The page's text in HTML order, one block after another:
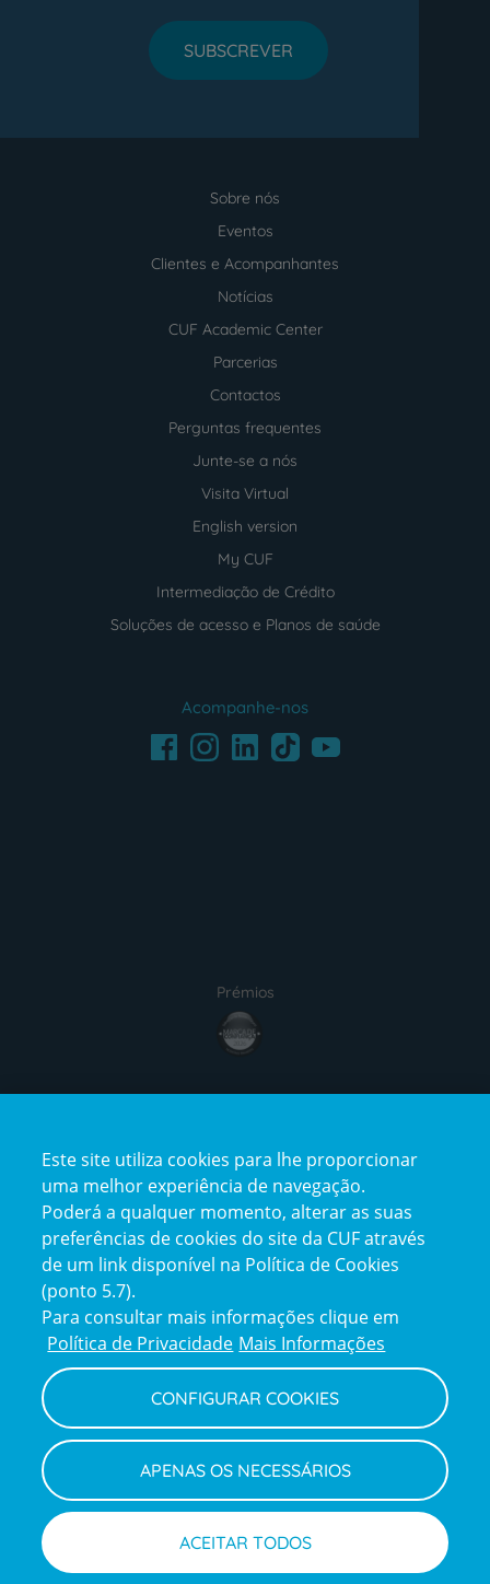
SUBSCREVER
Sobre nós
Eventos
Clientes e Acompanhantes
Notícias
CUF Academic Center
Parcerias
Contactos
Perguntas frequentes
Junte-se a nós
Visita Virtual
English version
My CUF
Intermediação de Crédito
Soluções de acesso e Planos de saúde
Acompanhe-nos
FacebookInstagramLinkedInTikTokYoutube
Prémios
Reclamações
e
elogios
Policy
Política de Privacidade e Cookies
Termos e Condições
Declaração de Acessibilidade
Canal de Denúncias
Informações legais
Este site utiliza cookies para lhe proporcionar
uma melhor experiência de navegação.
Poderá a qualquer momento, alterar as suas
preferências de cookies do site da CUF através
de um link disponível na Política de Cookies
(ponto 5.7).
Para consultar mais informações clique em
Política de Privacidade Mais Informações
CONFIGURAR COOKIES
APENAS OS NECESSÁRIOS
ACEITAR TODOS